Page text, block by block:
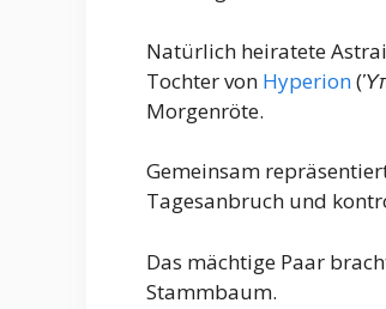
Natürlich heiratete
Tochter von Hyperion(
Morgenröte.
Gemeinsam
Tagesanbruch und
Das mächtige Paar
Stammbaum.